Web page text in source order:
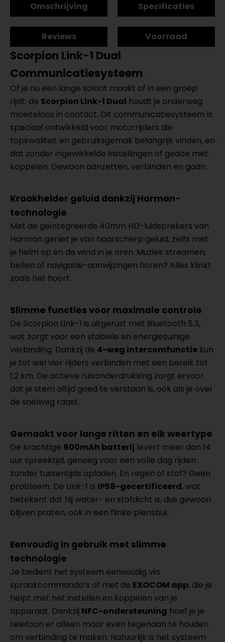
Omschrijving Specificaties
Reviews Voorraad
Scorpion Link-1 Dual
Communicatiesysteem
Of je nu een lange solorit maakt of in een groep
rijdt: de Scorpion Link-1 Dual houdt je onderweg
moeiteloos in contact. Dit communicatiesysteem is
speciaal ontwikkeld voor motorrijders die
topkwaliteit en gebruiksgemak belangrijk vinden, en
dat zonder ingewikkelde instellingen of gedoe met
koppelen. Gewoon aanzetten, verbinden en gaan.
Kraakhelder geluid dankzij Harman-
technologie
Met de geïntegreerde 40mm HD-luidsprekers van
Harman geniet je van haarscherp geluid, zelfs met
je helm op en de wind in je oren. Muziek streamen,
bellen of navigatie-aanwijzingen horen? Alles klinkt
zoals het hoort.
Slimme functies voor maximale controle
De Scorpion Link-1 is uitgerust met Bluetooth 5.3,
wat zorgt voor een stabiele en energiezuinige
verbinding. Dankzij de 4-weg intercomfunctie kun
je tot wel vier rijders verbinden met een bereik tot
1,2 km. De actieve ruisonderdrukking zorgt ervoor
dat je stem altijd goed te verstaan is, ook als je over
de snelweg raast.
Gemaakt voor lange ritten en elk weertype
De krachtige 900mAh batterij levert meer dan 14
uur spreektijd, genoeg voor een volle dag rijden
zonder tussentijds opladen. En regen of stof? Geen
probleem. De Link-1 is IP58-gecertificeerd, wat
betekent dat hij water- en stofdicht is, dus gewoon
blijven praten, ook in een flinke plensbui.
Eenvoudig in gebruik met slimme
technologie
Je bedient het systeem eenvoudig via
spraakcommando’s of met de EXOCOM app, die je
helpt met het instellen en koppelen van je
apparaat. Dankzij NFC-ondersteuning hoef je je
telefoon er alleen maar even tegenaan te houden
om verbinding te maken. Natuurlijk is het systeem